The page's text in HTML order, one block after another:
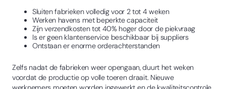
Sluiten fabrieken volledig voor 2 tot 4 weken
Werken havens met beperkte capaciteit
Zijn verzendkosten tot 40% hoger door de piekvraag
Is er geen klantenservice beschikbaar bij suppliers
Ontstaan er enorme orderachterstanden
Zelfs nadat de fabrieken weer opengaan, duurt het weken
voordat de productie op volle toeren draait. Nieuwe